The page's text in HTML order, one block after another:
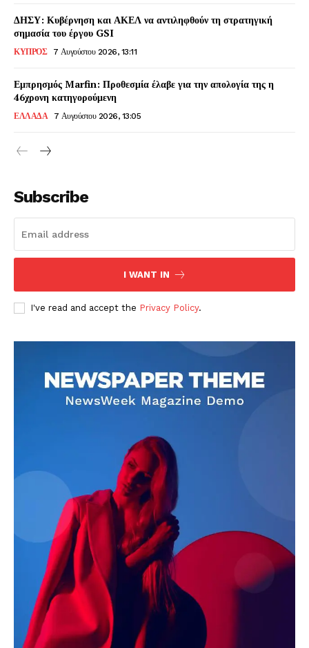
ΔΗΣΥ: Κυβέρνηση και ΑΚΕΛ να αντιληφθούν τη στρατηγική
σημασία του έργου GSI
ΚΥΠΡΟΣ 7 Αυγούστου 2026, 13:11
Εμπρησμός Marfin: Προθεσμία έλαβε για την απολογία της η
46χρονη κατηγορούμενη
ΕΛΛΑΔΑ 7 Αυγούστου 2026, 13:05
Subscribe
I WANT IN
I've read and accept the Privacy Policy.